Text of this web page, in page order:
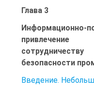
Глава 3
безопасности
Введение.